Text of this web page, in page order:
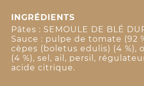
INGRÉDIENTS
Pâtes : SEMOULE DE BLÉ
Sauce : pulpe de tomate (92
cèpes (boletus edulis) (4 %),
(4 %), sel, ail, persil,
acide citrique.